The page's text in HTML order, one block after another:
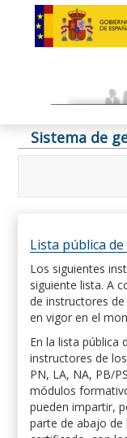
Sistema de
Lista pública
Los siguientes
siguiente lista. A
de instructores
en vigor en el
En la lista pública
instructores de
PN, LA, NA, PB/
módulos
pueden impartir,
parte de abajo de